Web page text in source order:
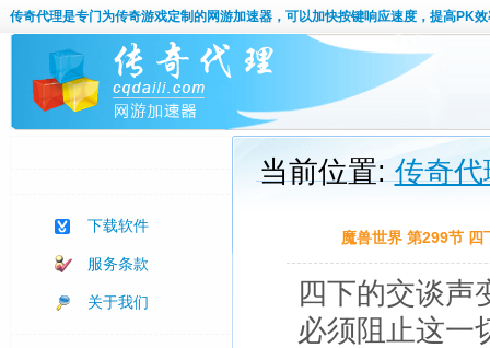
传奇代理是专门为传奇游戏定制的网游加速器，可以加快按键响应速度，提高PK效
下载软件
服务条款
关于我们
当前位置:传奇代
魔兽世界 第299节 四
四下的交谈声
必须阻止这一